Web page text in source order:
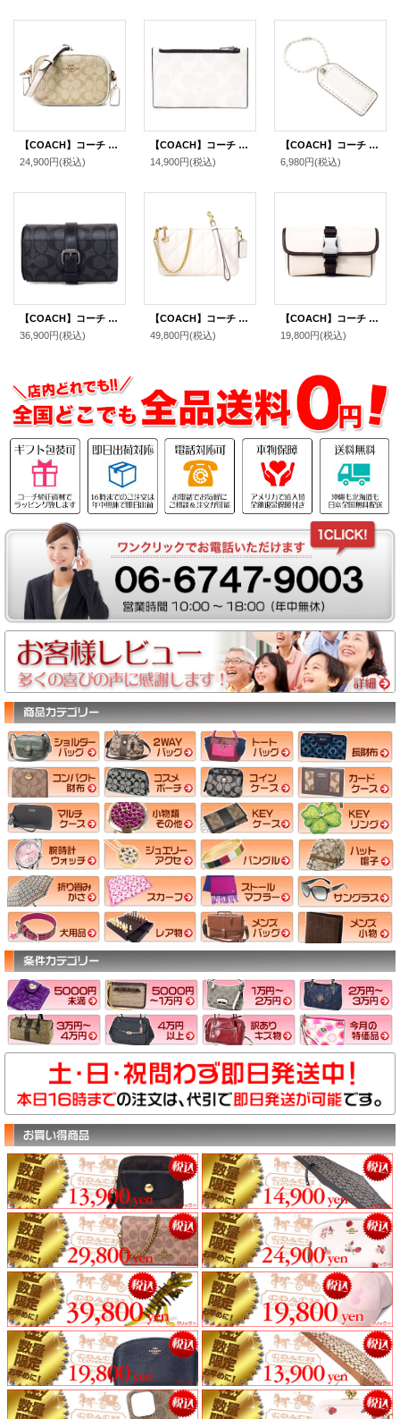
【COACH】コーチ コーティングキャンバス レザー シグネチャー ミニ カメラバッグ クロスボディー ショルダーバッグ ライトカーキ×チャーク（日本未発売）
24,900円(税込)
【COACH】コーチ コーティングキャンバス レザー シグネチャー ジップ カードケース コインケース 小銭入れ チャーク×ブラックマルチ〔日本未発売〕
14,900円(税込)
【COACH】コーチ レザー ハングタグ ロゴ チャーム キーホルダー チャーク（日本未発売）
6,980円(税込)
【COACH】コーチ コーティングキャンバス レザー シグネチャー バックル ウォッチ ロール 腕時計 ケース チャコール×ブラック〔日本未発売〕
36,900円(税込)
【COACH】コーチ バッグ キルティング レザー チェーン ピロー リストレット 3way クラッチ ポーチ ショルダー ハンドバッグ チャーク（日本未発売）
49,800円(税込)
【COACH】コーチ ポーチ レザー レーサー スモール ドッグリーシュ付き スクエア フラップ ポーチ チャーク×メイプル〔日本未発売〕
19,800円(税込)